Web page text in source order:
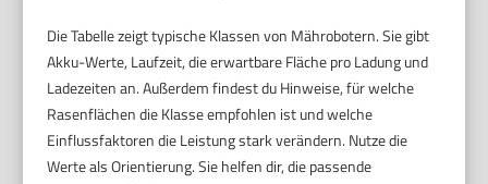
Die Tabelle zeigt typische Klassen von Mährobotern. Sie gibt
Akku-Werte, Laufzeit, die erwartbare Fläche pro Ladung und
Ladezeiten an. Außerdem findest du Hinweise, für welche
Rasenflächen die Klasse empfohlen ist und welche
Einflussfaktoren die Leistung stark verändern. Nutze die
Werte als Orientierung. Sie helfen dir, die passende